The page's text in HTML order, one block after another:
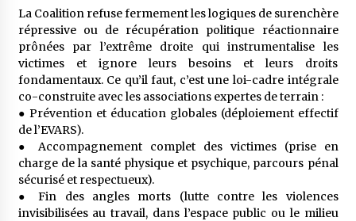
La Coalition refuse fermement les logiques de surenchère
répressive ou de récupération politique réactionnaire
prônées par l’extrême droite qui instrumentalise les
victimes et ignore leurs besoins et leurs droits
fondamentaux. Ce qu’il faut, c’est une loi-cadre intégrale
co-construite avec les associations expertes de terrain :
●​ Prévention et éducation globales (déploiement effectif
de l’EVARS).
●​ Accompagnement complet des victimes (prise en
charge de la santé physique et psychique, parcours pénal
sécurisé et respectueux).
●​ Fin des angles morts (lutte contre les violences
invisibilisées au travail, dans l’espace public ou le milieu